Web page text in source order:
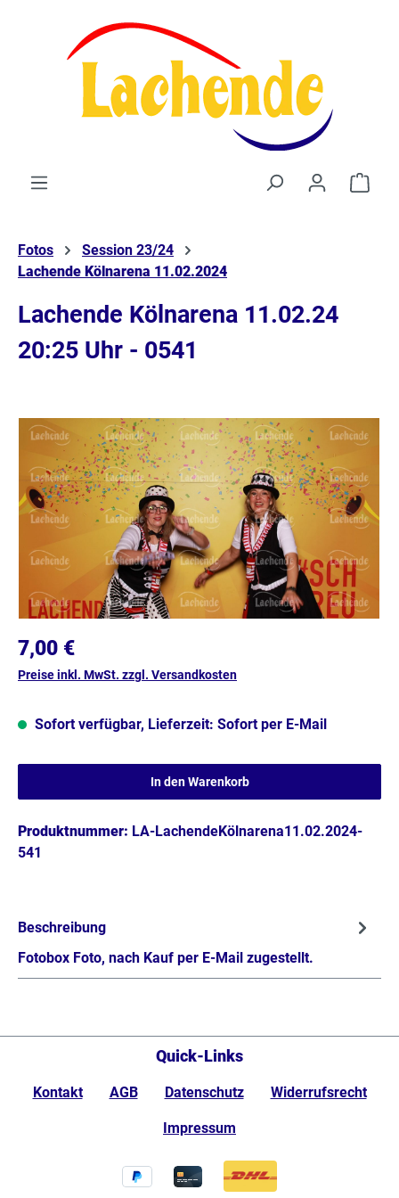
Fotos
Session 23/24
Lachende Kölnarena 11.02.2024
Lachende Kölnarena 11.02.24
20:25 Uhr - 0541
Bildergalerie überspringen
7,00 €
Preise inkl. MwSt. zzgl. Versandkosten
Sofort verfügbar, Lieferzeit: Sofort per E-Mail
In den Warenkorb
Produktnummer: LA-LachendeKölnarena11.02.2024-
541
Beschreibung
Fotobox Foto, nach Kauf per E-Mail zugestellt.
Quick-Links
Kontakt AGB Datenschutz Widerrufsrecht
Impressum